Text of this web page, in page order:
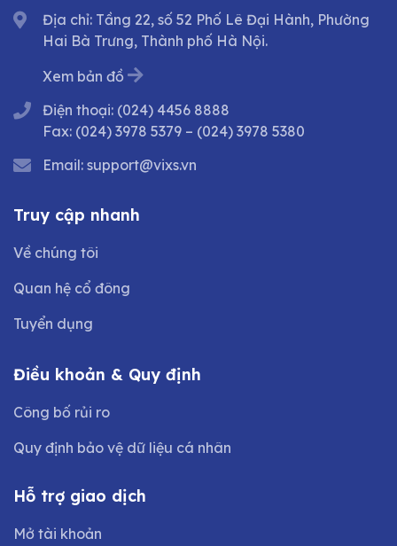
Địa chỉ: Tầng 22, số 52 Phố Lê Đại Hành, Phường
Hai Bà Trưng, Thành phố Hà Nội.
Xem bản đồ
Điện thoại: (024) 4456 8888
Fax: (024) 3978 5379 – (024) 3978 5380
Email: support@vixs.vn
Truy cập nhanh
Về chúng tôi
Quan hệ cổ đông
Tuyển dụng
Điều khoản & Quy định
Công bố rủi ro
Quy định bảo vệ dữ liệu cá nhân
Hỗ trợ giao dịch
Mở tài khoản